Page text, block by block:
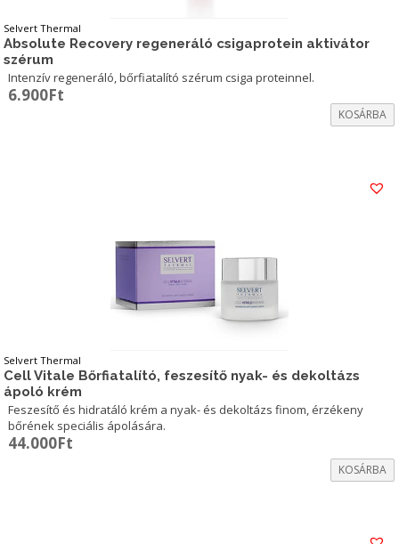
Selvert Thermal
Absolute Recovery regeneráló csigaprotein aktivátor
szérum
Intenzív regeneráló, bőrfiatalító szérum csiga proteinnel.
6.900Ft
KOSÁRBA
Selvert Thermal
Cell Vitale Bőrfiatalító, feszesítő nyak- és dekoltázs
ápoló krém
Feszesítő és hidratáló krém a nyak- és dekoltázs finom, érzékeny
bőrének speciális ápolására.
44.000Ft
KOSÁRBA